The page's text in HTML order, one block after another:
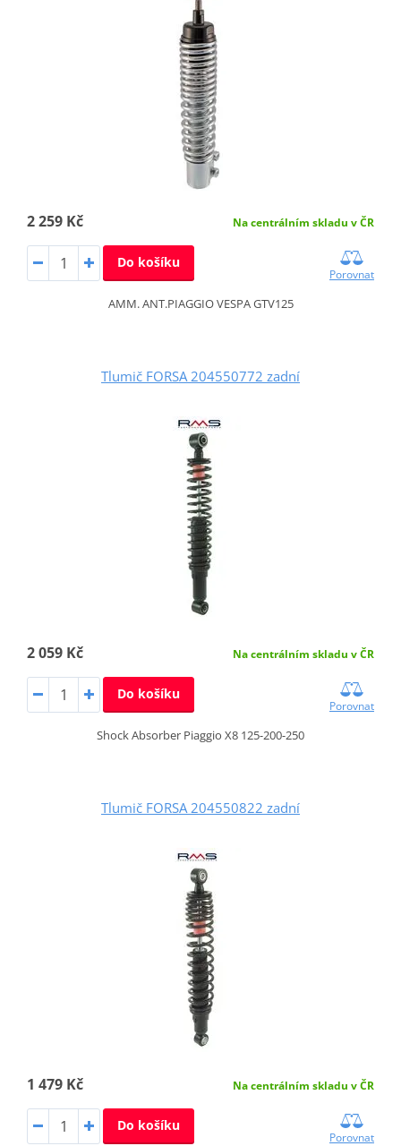
2 259 Kč Na centrálním skladu v ČR
Do košíku
Porovnat
AMM. ANT.PIAGGIO VESPA GTV125
Tlumič FORSA 204550772 zadní
2 059 Kč Na centrálním skladu v ČR
Do košíku
Porovnat
Shock Absorber Piaggio X8 125-200-250
Tlumič FORSA 204550822 zadní
1 479 Kč Na centrálním skladu v ČR
Do košíku
Porovnat